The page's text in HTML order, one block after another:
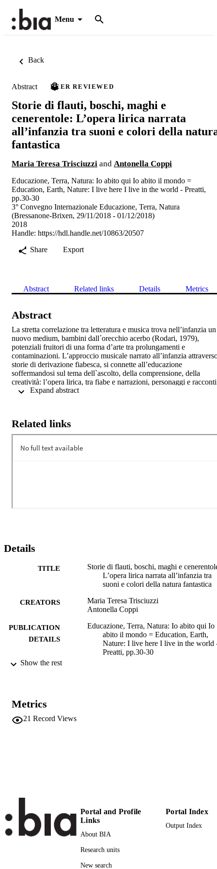
Menu
Back
Abstract PEER REVIEWED
Storie di flauti, boschi, maghi e
cenerentole: L’opera lirica narrata
all’infanzia tra suoni e colori della
fantastica
Maria Teresa Trisciuzzi and Antonella Coppi
Educazione, Terra, Natura: Io abito qui Io abito il mondo =
Education, Earth, Nature: I live here I live in the world - Preatti,
pp.30-30
3° Convegno Internazionale Educazione, Terra, Natura
(Bressanone-Brixen, 29/11/2018 - 01/12/2018)
2018
Handle: https://hdl.handle.net/10863/20507
Share
Export
Abstract Related links Details Metrics
Abstract
La stretta correlazione tra letteratura e musica trova nell’infanzia un
nuovo medium, bambini dall´orecchio acerbo (Rodari, 1979),
potenziali fruitori di una forma d’arte tra prolungamenti e
contaminazioni. L’approccio musicale narrato all’infanzia
storie di derivazione fiabesca, si connette all’educazione
soffermandosi sul tema dell`ascolto, della comprensione, della
creatività: l’opera lirica, tra fiabe e narrazioni, personaggi e racconti
che rivivono in partiture musicali di grande suggestione, offre uno
metalinguaggio artistico (Acone, 2015), esperisce il rapporto
tra l’arte e la narrazione, che evoca l’originalità soggettiva.
si trova e si completa, decostruendo l’Erlebnis stessa in Erfahrung,
Related links
Details
TITLE
Storie di flauti, boschi, maghi e
L’opera lirica narrata all’infanzia tra
suoni e colori della natura fantastica
CREATORS
Maria Teresa Trisciuzzi
Antonella Coppi
PUBLICATION
DETAILS
Educazione, Terra, Natura: Io abito qui Io
abito il mondo = Education, Earth,
Nature: I live here I live in the world
Preatti, pp.30-30
PUBLISHER
SCOPUS ID n.a.
ACADEMIC
Faculty of Education
Italian
Show the rest
Metrics
21 Record Views
Portal and Profile
Links
About BIA
Research units
New search
Portal Index
Output Index